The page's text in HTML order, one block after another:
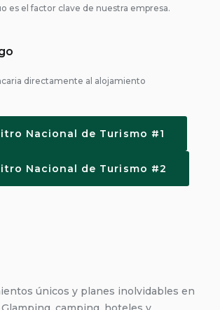
es el factor clave de nuestra empresa.
directamente al alojamiento
Nacional de Turismo #1
Nacional de Turismo #2
únicos y planes inolvidables en